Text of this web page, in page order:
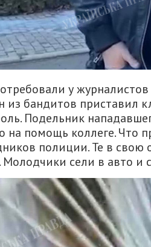
у
из бандитов приставил
Подельник
на помощь коллеге. Что
полиции. Те в
сели в авто и